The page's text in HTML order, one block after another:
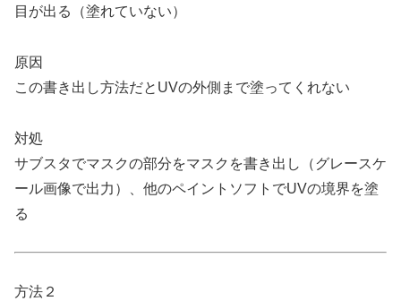
目が出る（塗れていない）
原因
この書き出し方法だとUVの外側まで塗ってくれない
対処
サブスタでマスクの部分をマスクを書き出し（グレースケ
ール画像で出力）、他のペイントソフトでUVの境界を塗
る
方法２